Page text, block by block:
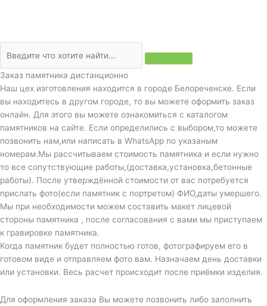
Заказ памятника дистанционно
Наш цех изготовления находится в городе Белореченске. Если
вы находитесь в другом городе, то вы можете оформить заказ
онлайн. Для этого вы можете ознакомиться с каталогом
памятников на сайте. Если определились с выбором,то можете
позвонить нам,или написать в WhatsApp по указаным
номерам.Мы рассчитываем стоимость памятника и если нужно
то все сопутствующие работы,(доставка,установка,бетонные
работы). После утверждённой стоимости от вас потребуется
прислать фото(если памятник с портретом) ФИО,даты умершего.
Мы при необходимости можем составить макет лицевой
стороны памятника , после согласования с вами мы приступаем
к гравировке памятника.
Когда памятник будет полностью готов, фотографируем его в
готовом виде и отправляем фото вам. Назначаем день доставки
или установки. Весь расчет происходит после приёмки изделия.
Для оформления заказа Вы можете позвонить либо заполнить